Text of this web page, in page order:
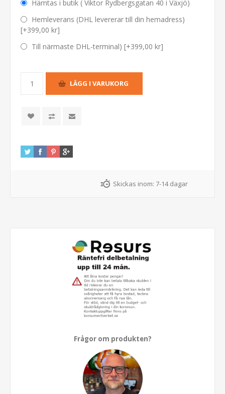
Hämtas i butik ( Viktor Rydbergsgatan 40 i Växjö)
Hemleverans (DHL levererar till din hemadress)
[+399,00 kr]
Till närmaste DHL-terminal) [+399,00 kr]
Skickas inom: 7-14 dagar
Frågor om produkten?